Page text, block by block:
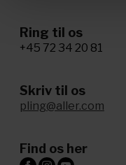
Ring til os
+45 72 34 20 81
Skriv til os
pling@aller.com
Find os her